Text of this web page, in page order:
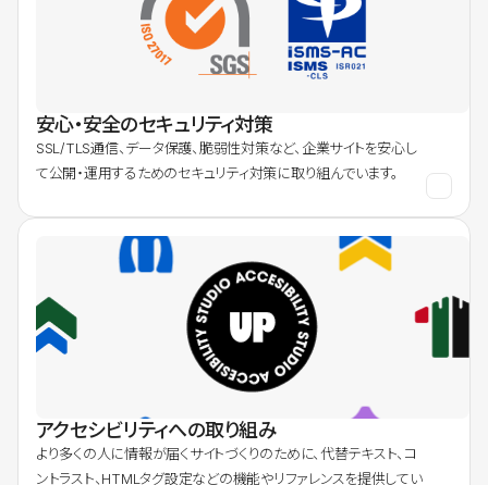
安心・安全のセキュリティ対策
SSL/TLS通信、データ保護、脆弱性対策など、企業サイトを安心し
て公開・運用するためのセキュリティ対策に取り組んでいます。
アクセシビリティへの取り組み
より多くの人に情報が届くサイトづくりのために、代替テキスト、コ
ントラスト、HTMLタグ設定などの機能やリファレンスを提供してい